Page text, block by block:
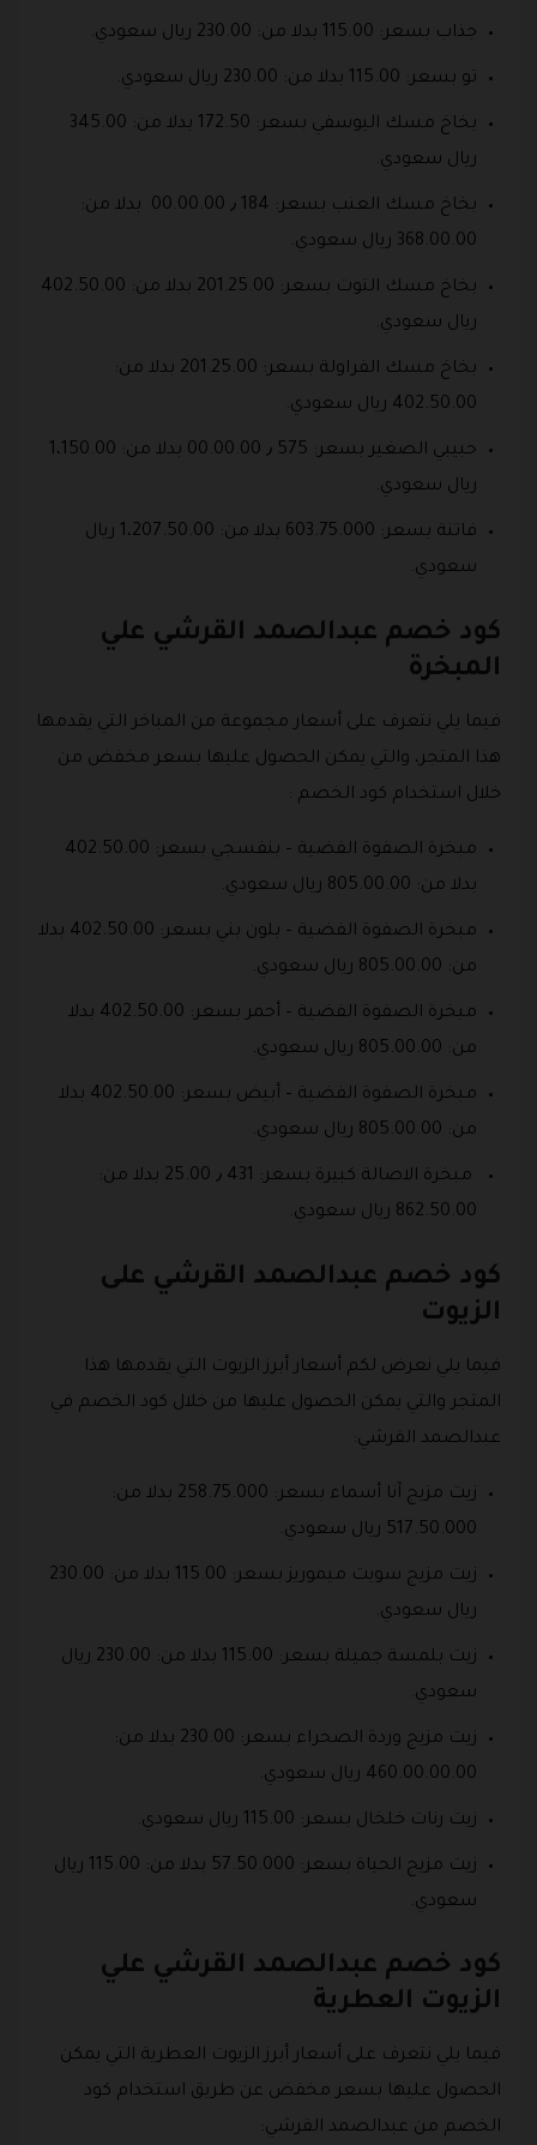
جذاب بسعر: 115.00 بدلا من: 230.00 ريال سعودي.
تو بسعر: 115.00 بدلا من: 230.00 ريال سعودي.
بخاخ مسك اليوسفي بسعر: 172.50 بدلا من: 345.00
ريال سعودي.
بخاخ مسك العنب بسعر: 184 ٫ 00.00.00 بدلا من:
368.00.00 ريال سعودي.
بخاخ مسك التوت بسعر: 201.25.00 بدلا من: 402.50.00
ريال سعودي.
بخاخ مسك الفراولة بسعر: 201.25.00 بدلا من:
402.50.00 ريال سعودي.
حبيبي الصغير بسعر: 575 ٫ 00.00.00 بدلا من: 1،150.00
ريال سعودي.
فاتنة بسعر: 603.75.000 بدلا من: 1،207.50.00 ريال
سعودي.
كود خصم عبدالصمد القرشي علي
المبخرة
فيما يلي نتعرف على أسعار مجموعة من المباخر التي يقدمها
هذا المتجر، والتي يمكن الحصول عليها بسعر مخفض من
خلال استخدام كود الخصم :
مبخرة الصفوة الفضية – بنفسجي بسعر: 402.50.00
بدلا من: 805.00.00 ريال سعودي.
مبخرة الصفوة الفضية – بلون بني بسعر: 402.50.00 بدلا
من: 805.00.00 ريال سعودي.
مبخرة الصفوة الفضية – أحمر بسعر: 402.50.00 بدلا
من: 805.00.00 ريال سعودي.
مبخرة الصفوة الفضية – أبيض بسعر: 402.50.00 بدلا
من: 805.00.00 ريال سعودي.
مبخرة الاصالة كبيرة بسعر: 431 ٫ 25.00 بدلا من:
862.50.00 ريال سعودي.
كود خصم عبدالصمد القرشي على
الزيوت
فيما يلي نعرض لكم أسعار أبرز الزيوت التي يقدمها هذا
المتجر والتي يمكن الحصول عليها من خلال كود الخصم في
عبدالصمد القرشي:
زيت مزيج آنا أسماء بسعر: 258.75.000 بدلا من:
517.50.000 ريال سعودي.
زيت مزيج سويت ميموريز بسعر: 115.00 بدلا من: 230.00
ريال سعودي.
زيت بلمسة جميلة بسعر: 115.00 بدلا من: 230.00 ريال
سعودي.
زيت مزيج وردة الصحراء بسعر: 230.00 بدلا من:
460.00.00.00 ريال سعودي.
زيت رنات خلخال بسعر: 115.00 ريال سعودي.
زيت مزيج الحياة بسعر: 57.50.000 بدلا من: 115.00 ريال
سعودي.
كود خصم عبدالصمد القرشي علي
الزيوت العطرية
فيما يلي نتعرف على أسعار أبرز الزيوت العطرية التي يمكن
الحصول عليها بسعر مخفض عن طريق استخدام كود
الخصم من عبدالصمد القرشي: